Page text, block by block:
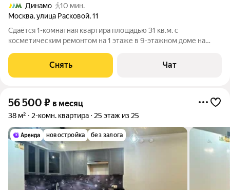
Динамо
10 мин.
Москва,улица Расковой,11
Сдаётся 1-комнатная квартира площадью 31 кв.м. с
косметическим ремонтом на 1 этаже в 9-этажном доме на
В подъезде 1 лифт - 0
Снять Чат
56 500 ₽ в месяц
38 м² 2-комн. квартира 25 этаж из 25
новостройка без залога